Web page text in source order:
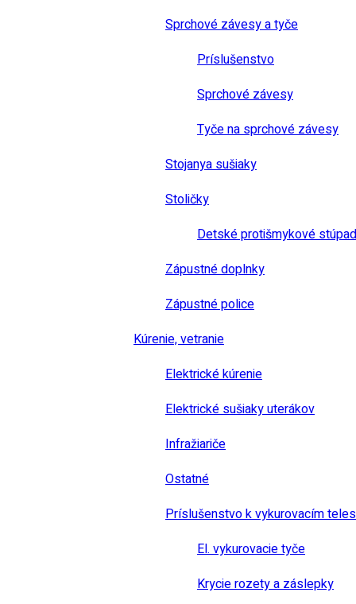
Sprchové závesy a tyče
Príslušenstvo
Sprchové závesy
Tyče na sprchové závesy
Stojanya sušiaky
Stoličky
Detské protišmykové
Zápustné doplnky
Zápustné police
Kúrenie, vetranie
Elektrické kúrenie
Elektrické sušiaky uterákov
Infražiariče
Ostatné
Príslušenstvo k vykurovacím
El. vykurovacie tyče
Krycie rozety a záslepky